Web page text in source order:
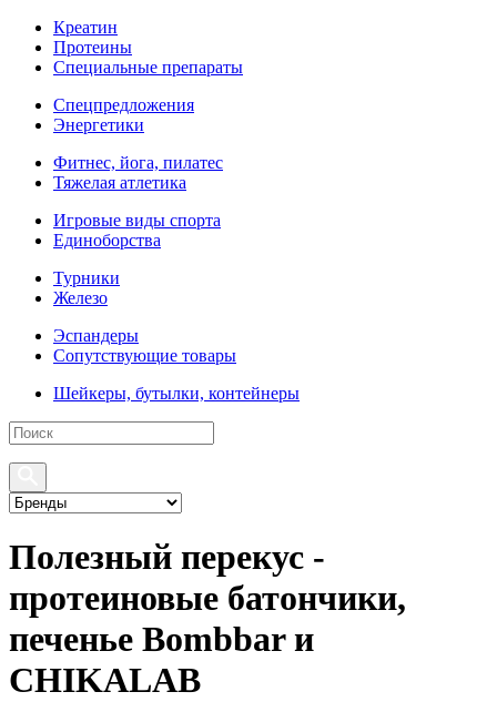
Креатин
Протеины
Специальные препараты
Спецпредложения
Энергетики
Фитнес, йога, пилатес
Тяжелая атлетика
Игровые виды спорта
Единоборства
Турники
Железо
Эспандеры
Сопутствующие товары
Шейкеры, бутылки, контейнеры
Полезный перекус -
протеиновые батончики,
печенье Bombbar и
CHIKALAB